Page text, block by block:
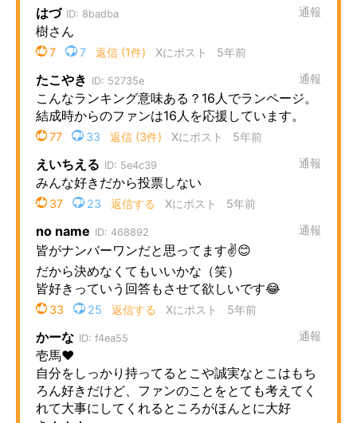
経営リーダーのコミュニティ
マーケ×ITの今がよく分かる
ITエンジニア向け専門サイト
企業向けIT製品の総合サイト
製造業のIT導入・活用を支援
エレクトロニクス専門サイト
電子設計の基本と応用
建設×テクノロジーの最前線
ちょっと気になるネットの話題